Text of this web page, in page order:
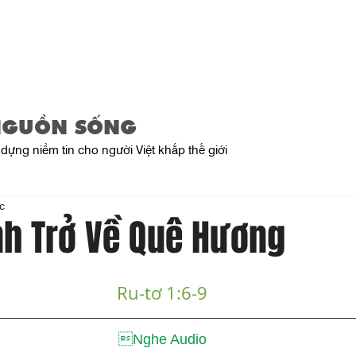
SỐNG
niềm tin cho người Việt khắp thế giới
Trở Về Quê Hương
Ru-tơ 1:6-9
Nghe Audio